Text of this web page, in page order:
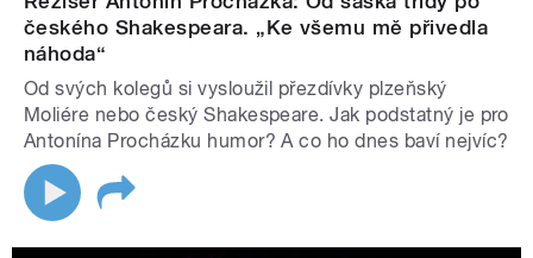
českého Shakespeara. „Ke všemu mě přivedla
náhoda“
Od svých kolegů si vysloužil přezdívky plzeňský
Moliére nebo český Shakespeare. Jak podstatný je pro
Antonína Procházku humor? A co ho dnes baví nejvíc?